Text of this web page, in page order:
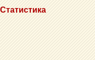
Статистика